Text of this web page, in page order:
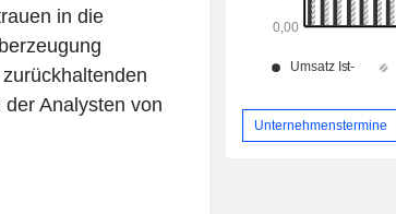
in die
Analysten von
Unternehmenstermine